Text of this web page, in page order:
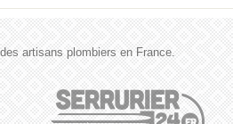
artisans plombiers en France.